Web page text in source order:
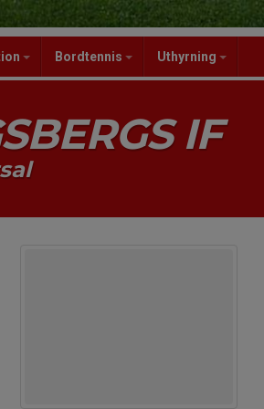
Bordtennis Uthyrning
IF